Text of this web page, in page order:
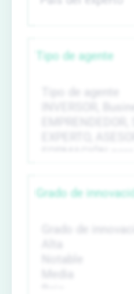
Tipo de agente
Grado de